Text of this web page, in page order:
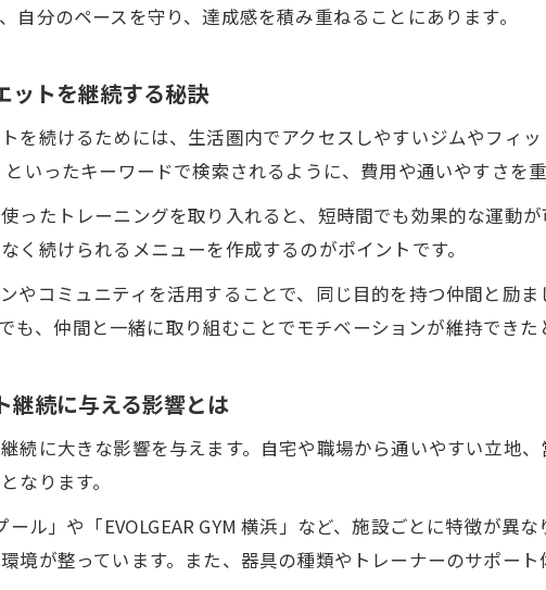
ダイエット継続に必要な行動習慣と
友人と一緒に続けるダイエット成功
目標設定がダイエット成功に与え
器具活用で理想体型に近づく方法とは
口コミで人気の器具でダイエット
自宅とジムで使えるダイエット器
続くダイエットのためのジム選び実践術
自分のペースを守り、達成感を積み重ねることにあります。
ットを継続する秘訣
を続けるためには、生活圏内でアクセスしやすいジムやフィ
といったキーワードで検索されるように、費用や通いやすさを
ったトレーニングを取り入れると、短時間でも効果的な運動
く続けられるメニューを作成するのがポイントです。
やコミュニティを活用することで、同じ目的を持つ仲間と励
も、仲間と一緒に取り組むことでモチベーションが維持できた
継続に与える影響とは
続に大きな影響を与えます。自宅や職場から通いやすい立地
なります。
ル」や「EVOLGEAR GYM 横浜」など、施設ごとに特徴が異
境が整っています。また、器具の種類やトレーナーのサポート